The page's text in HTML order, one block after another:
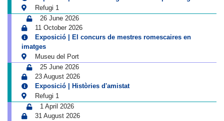
Refugi 1
26 June 2026
11 October 2026
Exposició | El concurs de mestres romescaires en
imatges
Museu del Port
25 June 2026
23 August 2026
Exposició | Històries d'amistat
Refugi 1
1 April 2026
31 August 2026